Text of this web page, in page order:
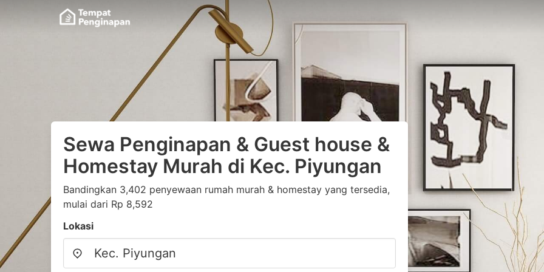
Sewa Penginapan & Guest house &
Homestay Murah di Kec. Piyungan
Bandingkan 3,402 penyewaan rumah murah & homestay yang tersedia,
mulai dari Rp 8,592
Lokasi